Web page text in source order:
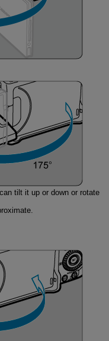
tilt it up or down or rotate